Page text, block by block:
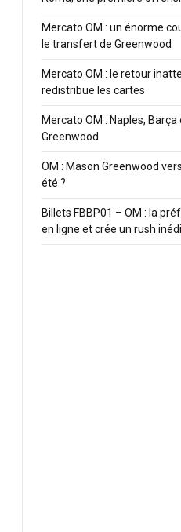
Mercato OM : un énorme
le transfert de Greenwood
Mercato OM : le retour
redistribue les cartes
Mercato OM : Naples,
Greenwood
OM : Mason Greenwood
été ?
Billets FBBP01 – OM : la
en ligne et crée un rush